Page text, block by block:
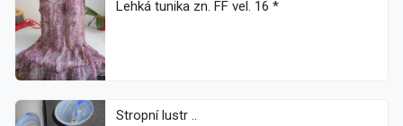
Lehká tunika zn. FF vel. 16 *
Stropní lustr ..